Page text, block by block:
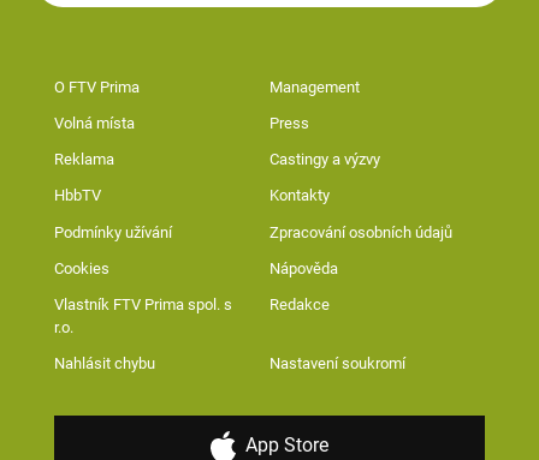
O FTV Prima Management
Volná místa Press
Reklama Castingy a výzvy
HbbTV Kontakty
Podmínky užívání Zpracování osobních údajů
Cookies Nápověda
Vlastník FTV Prima spol. s
r.o.
Redakce
Nahlásit chybu Nastavení soukromí
App Store